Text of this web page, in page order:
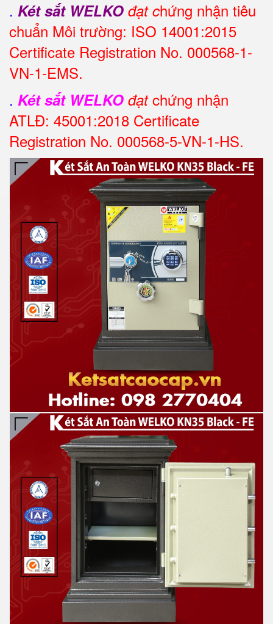
. Két sắt WELKO đạt chứng nhận tiêu
chuẩn Môi trường: ISO 14001:2015
Certificate Registration No. 000568-1-
VN-1-EMS.
. Két sắt WELKO đạtchứng nhận
ATLĐ: 45001:2018 Certificate
Registration No. 000568-5-VN-1-HS.